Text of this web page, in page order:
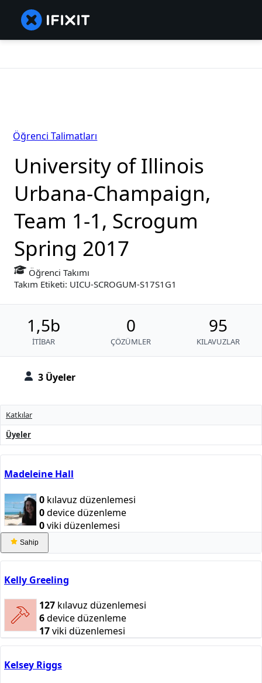
3 Üyeler
University of Illinois
Urbana-Champaign,
Team 1-1, Scrogum
Spring 2017
Öğrenci Takımı
Takım Etiketi: UICU-SCROGUM-S17S1G1
1,5b
İTIBAR
0
ÇÖZÜMLER
95
KILAVUZLAR
Öğrenci Talimatları
Katkılar
Üyeler
Madeleine Hall
0 kılavuz düzenlemesi
0device düzenleme
0viki düzenlemesi
Sahip
Kelly Greeling
127 kılavuz düzenlemesi
6device düzenleme
17viki düzenlemesi
Kelsey Riggs